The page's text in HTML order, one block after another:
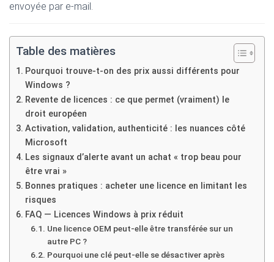
envoyée par e-mail.
Table des matières
Pourquoi trouve-t-on des prix aussi différents pour
Windows ?
Revente de licences : ce que permet (vraiment) le
droit européen
Activation, validation, authenticité : les nuances côté
Microsoft
Les signaux d’alerte avant un achat « trop beau pour
être vrai »
Bonnes pratiques : acheter une licence en limitant les
risques
FAQ — Licences Windows à prix réduit
Une licence OEM peut-elle être transférée sur un
autre PC ?
Pourquoi une clé peut-elle se désactiver après